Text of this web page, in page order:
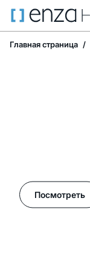
Главная страница
Посмотреть